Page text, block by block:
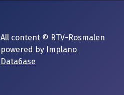
All content © RTV-Rosmalen
powered by Implano
Data6ase